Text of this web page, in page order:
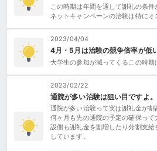
この時期は年間を通して謝礼の条
ネットキャンペーンの治験は特にオ
2023/04/04
4月・5月は治験の競争倍率が低
大学生の参加が減ってくるこの時期
2023/02/22
通院が多い治験は狙い目ですよ。
通院が多い治験って実は謝礼金が割
何ヶ月も先の通院の予定の確保っ
設側も謝礼金を割増したり分割支
しています。